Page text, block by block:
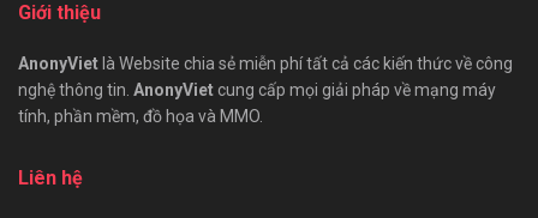
Giới thiệu
AnonyViet là Website chia sẻ miễn phí tất cả các kiến thức về công
nghệ thông tin. AnonyViet cung cấp mọi giải pháp về mạng máy
tính, phần mềm, đồ họa và MMO.
Liên hệ